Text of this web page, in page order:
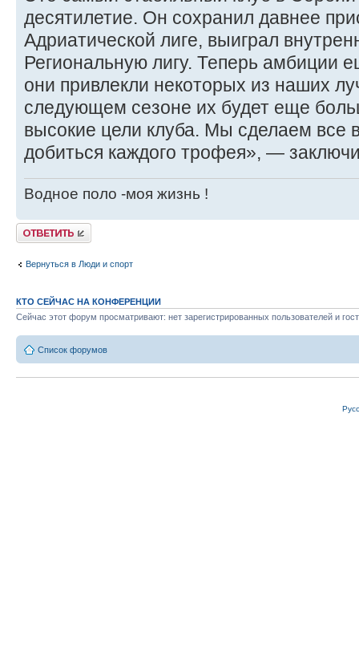
десятилетие. Он сохранил давнее
Адриатической лиге, выиграл
Региональную лигу. Теперь амбиции
они привлекли некоторых из наших
следующем сезоне их будет еще
высокие цели клуба. Мы сделаем все
добиться каждого трофея», —
Водное поло -моя жизнь !
Ответить
Вернуться в Люди и спорт
КТО СЕЙЧАС НА КОНФЕРЕНЦИИ
Сейчас этот форум просматривают: нет зарегистрированных пользователей и
Список форумов